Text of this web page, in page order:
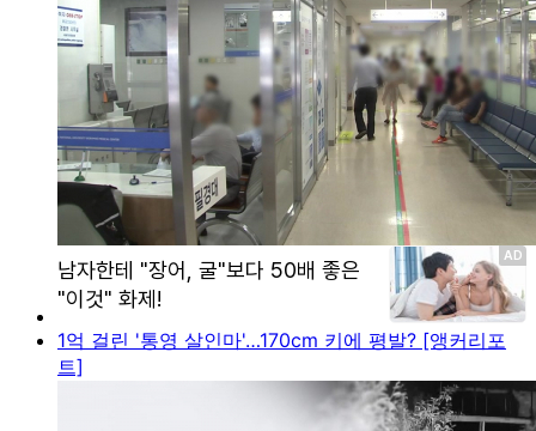
1억 걸린 '통영 살인마'…170cm 키에 평발? [앵커리포
트]